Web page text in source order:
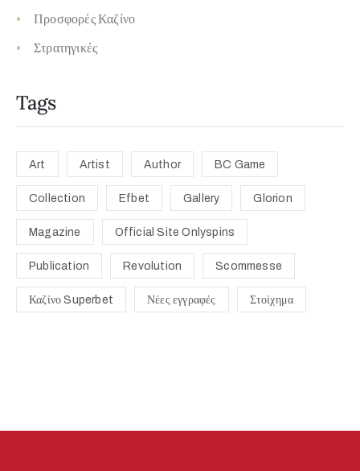
Προσφορές Καζίνο
Στρατηγικές
Tags
Art Artist Author BC Game
Collection Efbet Gallery Glorion
Magazine Official Site Onlyspins
Publication Revolution Scommesse
Καζίνο Superbet Νέες εγγραφές Στοίχημα